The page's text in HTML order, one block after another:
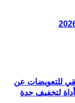
للتعويضات عن
لتخفيف حدة